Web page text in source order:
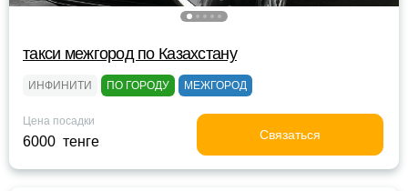
такси межгород по Казахстану
ИНФИНИТИ ПО ГОРОДУ МЕЖГОРОД
Цена посадки
6000 тенге Связаться